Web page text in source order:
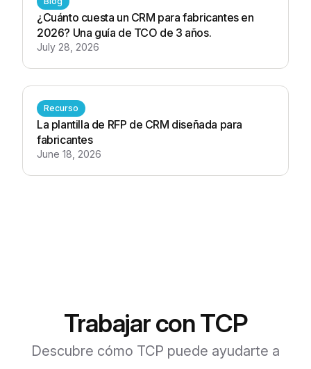
¿Cuánto cuesta un CRM para fabricantes en
2026? Una guía de TCO de 3 años.
July 28, 2026
Recurso
La plantilla de RFP de CRM diseñada para
fabricantes
June 18, 2026
Trabajar con TCP
Descubre cómo TCP puede ayudarte a